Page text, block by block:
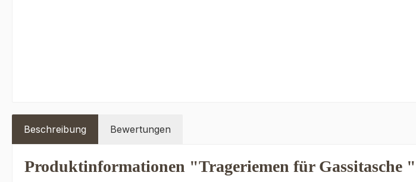
Beschreibung Bewertungen
Produktinformationen "Trageriemen für